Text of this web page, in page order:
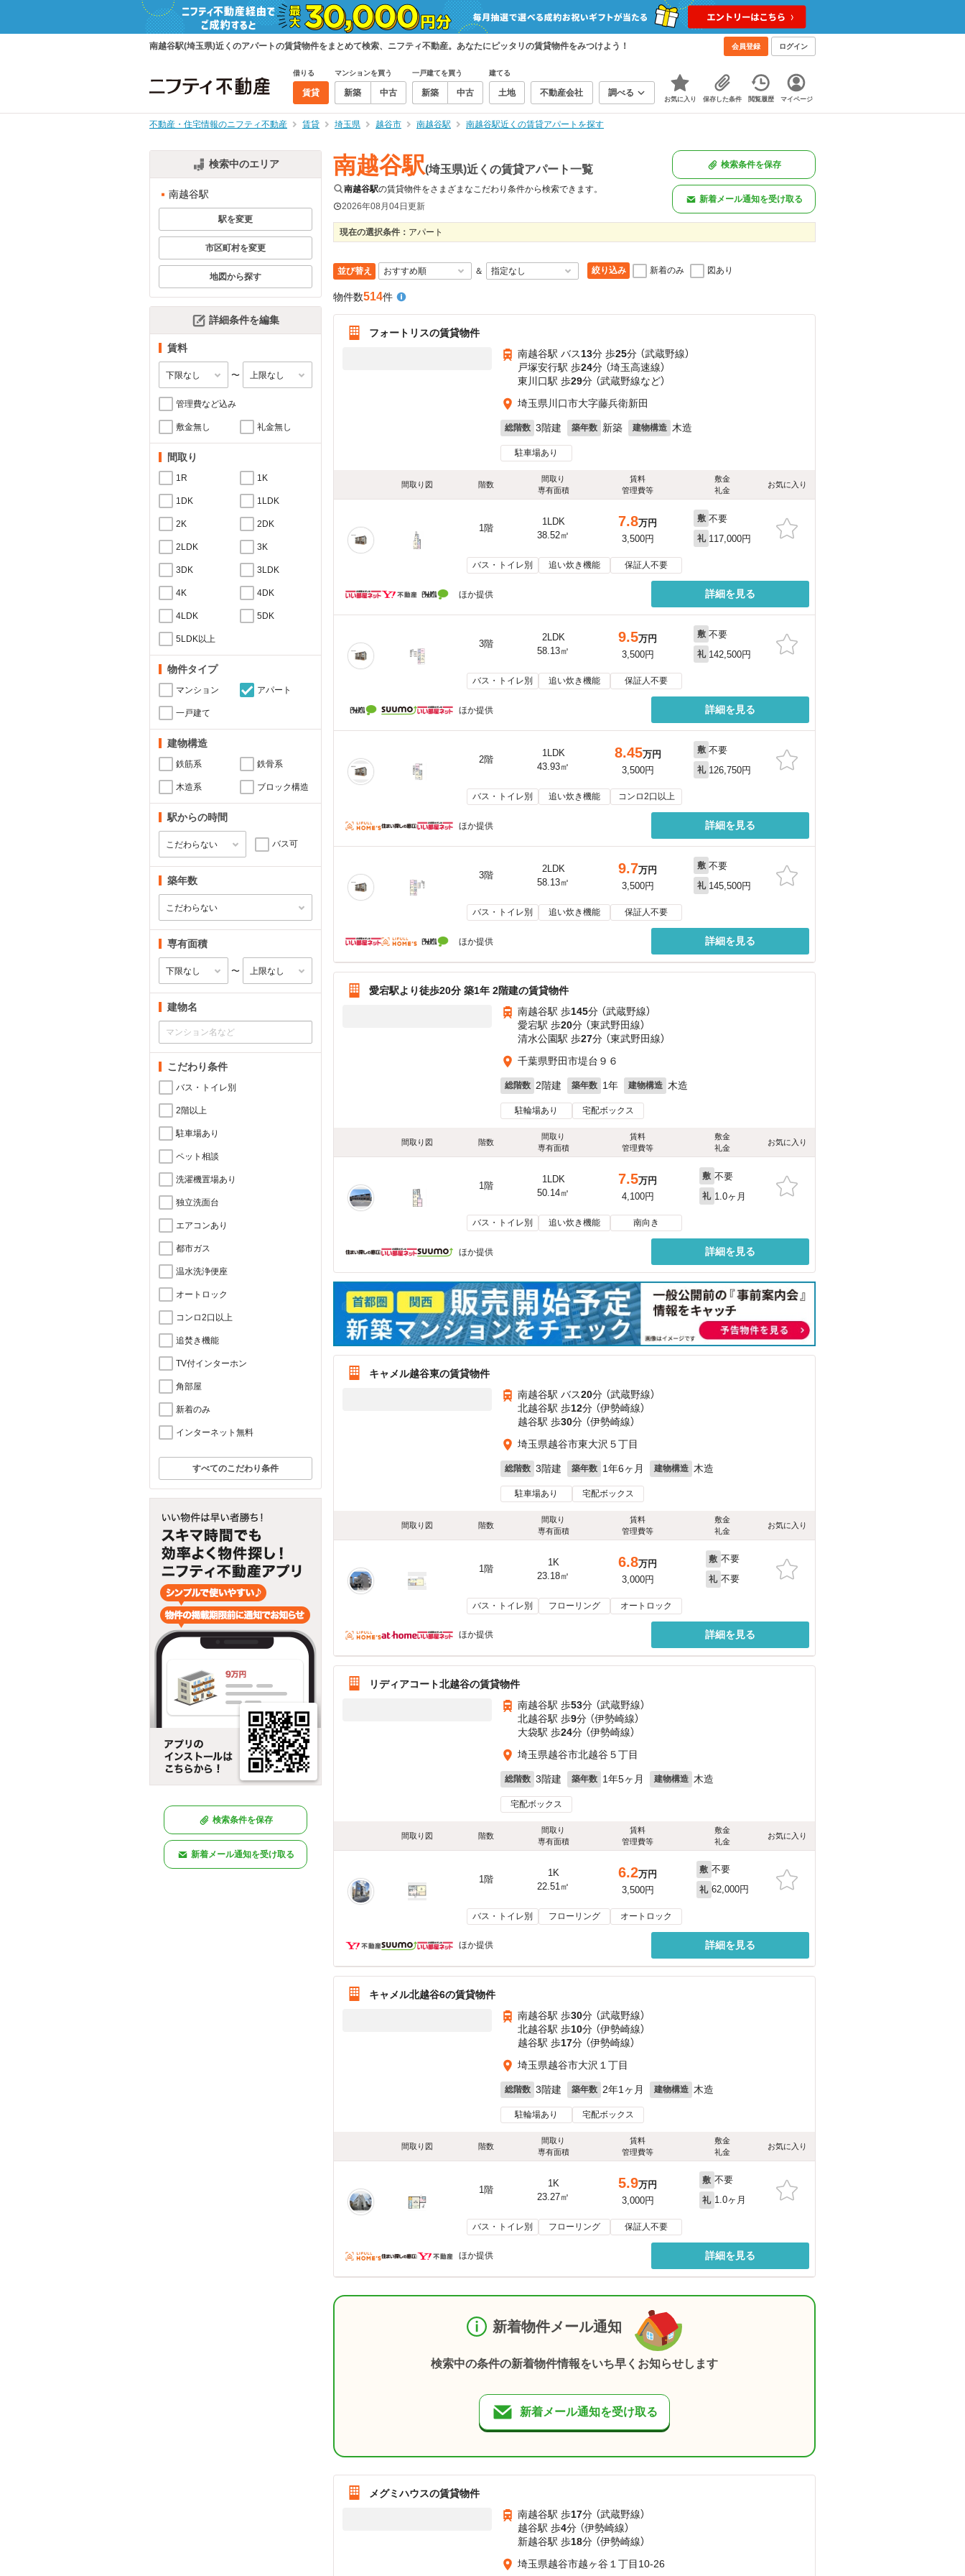
南越谷駅(埼玉県)近くのアパートの賃貸物件をまとめて検索、ニフティ不動産。あなたにピッタリの賃貸物件をみつけよう！ 会員登録 ログイン
借りる
賃貸
マンションを買う
新築 中古
一戸建てを買う
新築 中古
建てる
土地 不動産会社 調べる
お気に入り 保存した条件 閲覧履歴 マイページ
不動産・住宅情報のニフティ不動産 賃貸 埼玉県 越谷市 南越谷駅 南越谷駅近くの賃貸アパートを探す
検索中のエリア
南越谷駅
駅を変更
市区町村を変更
地図から探す
詳細条件を編集
賃料
〜
管理費など込み
敷金無し 礼金無し
間取り
1R 1K
1DK 1LDK
2K 2DK
2LDK 3K
3DK 3LDK
4K 4DK
4LDK 5DK
5LDK以上
物件タイプ
マンション アパート
一戸建て
建物構造
鉄筋系 鉄骨系
木造系 ブロック構造
駅からの時間
バス可
築年数
専有面積
〜
建物名
こだわり条件
バス・トイレ別
2階以上
駐車場あり
ペット相談
洗濯機置場あり
独立洗面台
エアコンあり
都市ガス
温水洗浄便座
オートロック
コンロ2口以上
追焚き機能
TV付インターホン
角部屋
新着のみ
インターネット無料
すべてのこだわり条件
検索条件を保存
新着メール通知を受け取る
南越谷駅(埼玉県)近くの賃貸アパート一覧
南越谷駅の賃貸物件をさまざまなこだわり条件から検索できます。
2026年08月04日更新
検索条件を保存
新着メール通知を受け取る
現在の選択条件： アパート
並び替え ＆ 絞り込み 新着のみ 図あり
物件数514件
フォートリスの賃貸物件
南越谷駅 バス13分 歩25分 （武蔵野線）
戸塚安行駅 歩24分 （埼玉高速線）
東川口駅 歩29分 （武蔵野線など）
埼玉県川口市大字藤兵衛新田
総階数 3階建 築年数 新築 建物構造 木造
駐車場あり
間取り図 階数
間取り
専有面積
賃料
管理費等
敷金
礼金
お気に入り
1階
1LDK
38.52㎡
7.8万円
3,500円
敷 不要
礼 117,000円
バス・トイレ別 追い炊き機能 保証人不要
ほか提供 詳細を見る
3階
2LDK
58.13㎡
9.5万円
3,500円
敷 不要
礼 142,500円
バス・トイレ別 追い炊き機能 保証人不要
ほか提供 詳細を見る
2階
1LDK
43.93㎡
8.45万円
3,500円
敷 不要
礼 126,750円
バス・トイレ別 追い炊き機能 コンロ2口以上
ほか提供 詳細を見る
3階
2LDK
58.13㎡
9.7万円
3,500円
敷 不要
礼 145,500円
バス・トイレ別 追い炊き機能 保証人不要
ほか提供 詳細を見る
愛宕駅より徒歩20分 築1年 2階建の賃貸物件
南越谷駅 歩145分 （武蔵野線）
愛宕駅 歩20分 （東武野田線）
清水公園駅 歩27分 （東武野田線）
千葉県野田市堤台９６
総階数 2階建 築年数 1年 建物構造 木造
駐輪場あり 宅配ボックス
間取り図 階数
間取り
専有面積
賃料
管理費等
敷金
礼金
お気に入り
1階
1LDK
50.14㎡
7.5万円
4,100円
敷 不要
礼 1.0ヶ月
バス・トイレ別 追い炊き機能 南向き
ほか提供 詳細を見る
キャメル越谷東の賃貸物件
南越谷駅 バス20分 （武蔵野線）
北越谷駅 歩12分 （伊勢崎線）
越谷駅 歩30分 （伊勢崎線）
埼玉県越谷市東大沢５丁目
総階数 3階建 築年数 1年6ヶ月 建物構造 木造
駐車場あり 宅配ボックス
間取り図 階数
間取り
専有面積
賃料
管理費等
敷金
礼金
お気に入り
1階
1K
23.18㎡
6.8万円
3,000円
敷 不要
礼 不要
バス・トイレ別 フローリング オートロック
ほか提供 詳細を見る
リディアコート北越谷の賃貸物件
南越谷駅 歩53分 （武蔵野線）
北越谷駅 歩9分 （伊勢崎線）
大袋駅 歩24分 （伊勢崎線）
埼玉県越谷市北越谷５丁目
総階数 3階建 築年数 1年5ヶ月 建物構造 木造
宅配ボックス
間取り図 階数
間取り
専有面積
賃料
管理費等
敷金
礼金
お気に入り
1階
1K
22.51㎡
6.2万円
3,500円
敷 不要
礼 62,000円
バス・トイレ別 フローリング オートロック
ほか提供 詳細を見る
キャメル北越谷6の賃貸物件
南越谷駅 歩30分 （武蔵野線）
北越谷駅 歩10分 （伊勢崎線）
越谷駅 歩17分 （伊勢崎線）
埼玉県越谷市大沢１丁目
総階数 3階建 築年数 2年1ヶ月 建物構造 木造
駐輪場あり 宅配ボックス
間取り図 階数
間取り
専有面積
賃料
管理費等
敷金
礼金
お気に入り
1階
1K
23.27㎡
5.9万円
3,000円
敷 不要
礼 1.0ヶ月
バス・トイレ別 フローリング 保証人不要
ほか提供 詳細を見る
新着物件メール通知
検索中の条件の新着物件情報をいち早くお知らせします
新着メール通知を受け取る
メグミハウスの賃貸物件
南越谷駅 歩17分 （武蔵野線）
越谷駅 歩4分 （伊勢崎線）
新越谷駅 歩18分 （伊勢崎線）
埼玉県越谷市越ヶ谷１丁目10-26